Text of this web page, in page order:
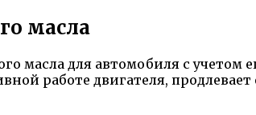
масла
масла для автомобиля с учетом
работе двигателя,